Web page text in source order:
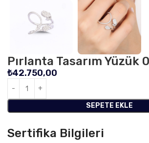
Pırlanta Tasarım Yüzük
₺42.750,00
SEPETE EKLE
Sertifika Bilgileri